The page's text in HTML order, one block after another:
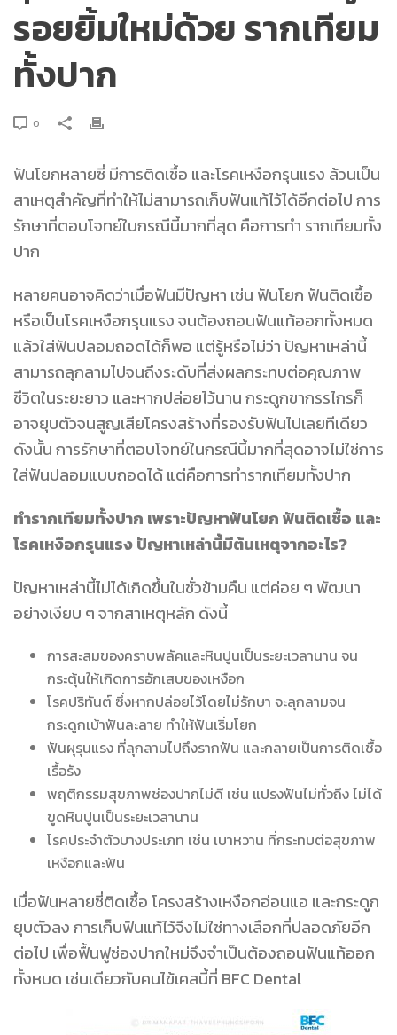
รอยยิ้มใหม่ด้วย รากเทียม
ทั้งปาก
0
ฟันโยกหลายซี่ มีการติดเชื้อ และโรคเหงือกรุนแรง ล้วนเป็น
สาเหตุสำคัญที่ทำให้ไม่สามารถเก็บฟันแท้ไว้ได้อีกต่อไป การ
รักษาที่ตอบโจทย์ในกรณีนี้มากที่สุด คือการทำ รากเทียมทั้ง
ปาก
หลายคนอาจคิดว่าเมื่อฟันมีปัญหา เช่น ฟันโยก ฟันติดเชื้อ
หรือเป็นโรคเหงือกรุนแรง จนต้องถอนฟันแท้ออกทั้งหมด
แล้วใส่ฟันปลอมถอดได้ก็พอ แต่รู้หรือไม่ว่า ปัญหาเหล่านี้
สามารถลุกลามไปจนถึงระดับที่ส่งผลกระทบต่อคุณภาพ
ชีวิตในระยะยาว และหากปล่อยไว้นาน กระดูกขากรรไกรก็
อาจยุบตัวจนสูญเสียโครงสร้างที่รองรับฟันไปเลยทีเดียว
ดังนั้น การรักษาที่ตอบโจทย์ในกรณีนี้มากที่สุดอาจไม่ใช่การ
ใส่ฟันปลอมแบบถอดได้ แต่คือการทำรากเทียมทั้งปาก
ทำรากเทียมทั้งปาก เพราะปัญหาฟันโยก ฟันติดเชื้อ และ
โรคเหงือกรุนแรง ปัญหาเหล่านี้มีต้นเหตุจากอะไร?
ปัญหาเหล่านี้ไม่ได้เกิดขึ้นในชั่วข้ามคืน แต่ค่อย ๆ พัฒนา
อย่างเงียบ ๆ จากสาเหตุหลัก ดังนี้
การสะสมของคราบพลัคและหินปูนเป็นระยะเวลานาน จน
กระตุ้นให้เกิดการอักเสบของเหงือก
โรคปริทันต์ ซึ่งหากปล่อยไว้โดยไม่รักษา จะลุกลามจน
กระดูกเบ้าฟันละลาย ทำให้ฟันเริ่มโยก
ฟันผุรุนแรง ที่ลุกลามไปถึงรากฟัน และกลายเป็นการติดเชื้อ
เรื้อรัง
พฤติกรรมสุขภาพช่องปากไม่ดี เช่น แปรงฟันไม่ทั่วถึง ไม่ได้
ขูดหินปูนเป็นระยะเวลานาน
โรคประจำตัวบางประเภท เช่น เบาหวาน ที่กระทบต่อสุขภาพ
เหงือกและฟัน
เมื่อฟันหลายซี่ติดเชื้อ โครงสร้างเหงือกอ่อนแอ และกระดูก
ยุบตัวลง การเก็บฟันแท้ไว้จึงไม่ใช่ทางเลือกที่ปลอดภัยอีก
ต่อไป เพื่อฟื้นฟูช่องปากใหม่จึงจำเป็นต้องถอนฟันแท้ออก
ทั้งหมด เช่นเดียวกับคนไข้เคสนี้ที่ BFC Dental